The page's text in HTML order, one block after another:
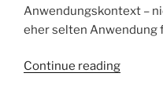
Anwendungskontext –
eher selten Anwendung
Continue reading